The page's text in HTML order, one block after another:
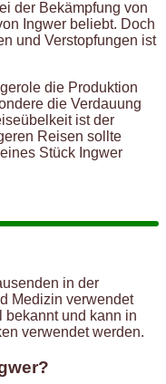
der Bekämpfung von
Ingwer beliebt. Doch
und Verstopfungen ist
die Produktion
die Verdauung
ist der
Reisen sollte
Stück Ingwer
in der
Medizin verwendet
bekannt und kann in
verwendet werden.